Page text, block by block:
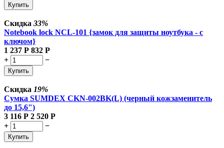
Купить
Скидка 33%
Notebook lock NCL-101 {замок для защиты ноутбука - с
ключом}
1 237 Р 832 Р
+
−
Купить
Скидка 19%
Сумка SUMDEX CKN-002BK(L) (черный кожзаменитель
до 15,6")
3 116 Р 2 520 Р
+
−
Купить